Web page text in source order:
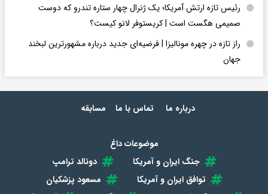
رئیس تازه ارتش آمریکا؛ یک ژنرال چهار ستاره تندرو که دوست
صمیمی هگست است | کریستوفر لانو کیست؟
راز تازه در چهره مونالیزا | فرضیه‌ای جدید درباره مشهورترین لبخند
جهان
درباره ما تماس با ما مسابقه
موضوعات داغ
جنگ ایران و آمریکا
دونالد ترامپ
توافق ایران و آمریکا
مسعود پزشکیان